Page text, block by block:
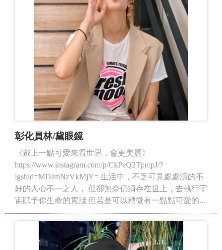
彰化員林/黛眼鏡
《戴上一點可愛來看世界，會更美麗》
https://www.instagram.com/p/CkPeQ2TpmpJ/?
igshid=MDJmNzVkMjY= 生活中，不乏可見處處演的不
好的人心不一之人， 但卻無奈仍須存在世上，去執行宇
宙賦予你生命的實踐 但若是可以稍微有一點點可愛的...